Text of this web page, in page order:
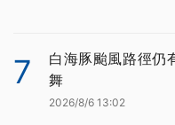
7
白海豚颱風路徑仍
舞
2026/8/6 13:02